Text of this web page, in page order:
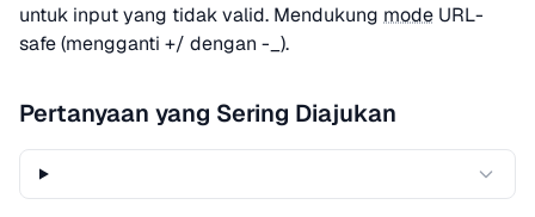
untuk input yang tidak valid. Mendukung mode URL-
safe (mengganti +/ dengan -_).
Pertanyaan yang Sering Diajukan